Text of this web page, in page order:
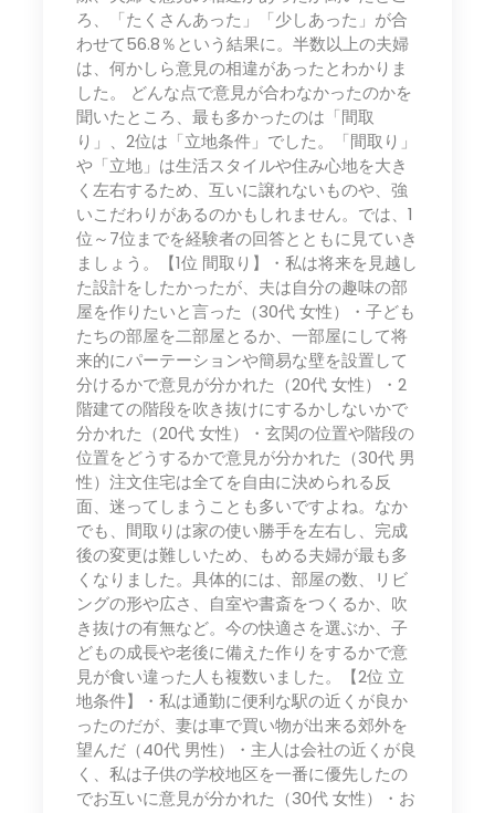
ろ、「たくさんあった」「少しあった」が合
わせて56.8％という結果に。半数以上の夫婦
は、何かしら意見の相違があったとわかりま
した。 どんな点で意見が合わなかったのかを
聞いたところ、最も多かったのは「間取
り」、2位は「立地条件」でした。「間取り」
や「立地」は生活スタイルや住み心地を大き
く左右するため、互いに譲れないものや、強
いこだわりがあるのかもしれません。では、1
位～7位までを経験者の回答とともに見ていき
ましょう。【1位 間取り】・私は将来を見越し
た設計をしたかったが、夫は自分の趣味の部
屋を作りたいと言った（30代 女性）・子ども
たちの部屋を二部屋とるか、一部屋にして将
来的にパーテーションや簡易な壁を設置して
分けるかで意見が分かれた（20代 女性）・2
階建ての階段を吹き抜けにするかしないかで
分かれた（20代 女性）・玄関の位置や階段の
位置をどうするかで意見が分かれた（30代 男
性）注文住宅は全てを自由に決められる反
面、迷ってしまうことも多いですよね。なか
でも、間取りは家の使い勝手を左右し、完成
後の変更は難しいため、もめる夫婦が最も多
くなりました。具体的には、部屋の数、リビ
ングの形や広さ、自室や書斎をつくるか、吹
き抜けの有無など。今の快適さを選ぶか、子
どもの成長や老後に備えた作りをするかで意
見が食い違った人も複数いました。【2位 立
地条件】・私は通勤に便利な駅の近くが良か
ったのだが、妻は車で買い物が出来る郊外を
望んだ（40代 男性）・主人は会社の近くが良
く、私は子供の学校地区を一番に優先したの
でお互いに意見が分かれた（30代 女性）・お